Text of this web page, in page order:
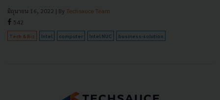
มิถุนายน 16, 2022 | By Techsauce Team
542
Tech & Biz Intel computer Intel NUC business-solution